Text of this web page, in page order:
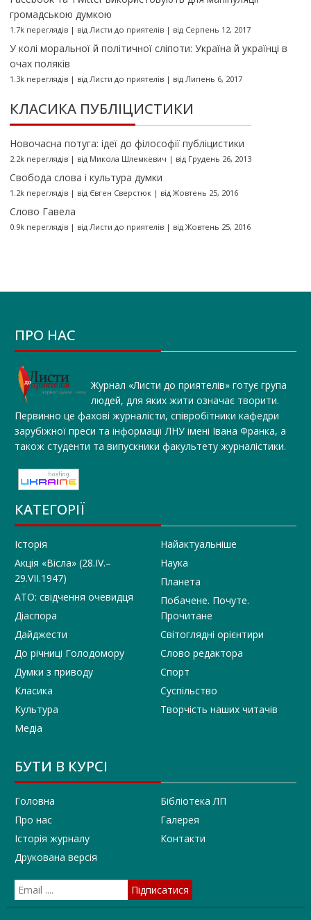
громадською думкою
1.7k переглядів| від Листи до приятелів| від Серпень 12, 2017
У колі моральної й політичної сліпоти: Україна й українці в
очах поляків
1.3k переглядів| від Листи до приятелів| від Липень 6, 2017
КЛАСИКА ПУБЛІЦИСТИКИ
Новочасна потуга: ідеї до філософії публіцистики
2.2k переглядів| від Микола Шлемкевич | від Грудень 26, 2013
Свобода слова і культура думки
1.2k переглядів| від Євген Сверстюк| від Жовтень 25, 2016
Слово Гавела
0.9k переглядів| від Листи до приятелів| від Жовтень 25, 2016
ПРО НАС
Журнал «Листи до приятелів» готує група
людей, для яких жити означає творити.
Первинно це фахові журналісти, співробітники кафедри
зарубіжної преси та інформації ЛНУ імені Івана Франка, а
також студенти та випускники факультету журналістики.
КАТЕГОРІЇ
Історія
Акція «Вісла» (28.IV.–
29.VII.1947)
АТО: свідчення очевидця
Діаспора
Дайджести
До річниці Голодомору
Думки з приводу
Класика
Культура
Медіа
Найактуальніше
Наука
Планета
Побачене. Почуте.
Прочитане
Світоглядні орієнтири
Слово редактора
Спорт
Суспільство
Творчість наших читачів
БУТИ В КУРСІ
Головна
Про нас
Історія журналу
Друкована версія
Бібліотека ЛП
Галерея
Контакти